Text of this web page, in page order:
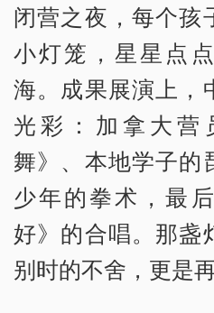
闭营之夜，每个孩
小灯笼，星星点
海。成果展演上，
光彩：加拿大营
舞》、本地学子的
少年的拳术，最
好》的合唱。那盏
别时的不舍，更是